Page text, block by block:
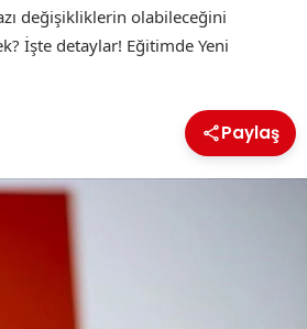
değişikliklerin olabileceğini
İşte detaylar! Eğitimde Yeni
Paylaş